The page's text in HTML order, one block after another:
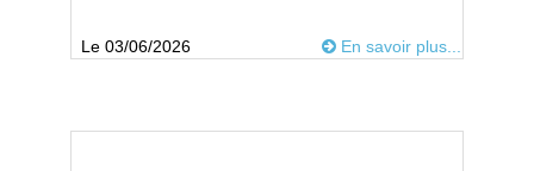
Le 03/06/2026 En savoir plus...